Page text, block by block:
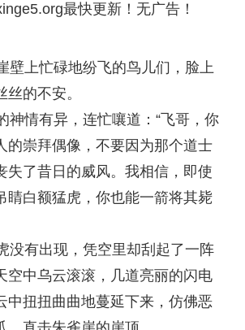
最快更新！无广告！
上忙碌地纷飞的鸟儿们，脸上
的不安。
情有异，连忙嚷道：“飞哥，你
的崇拜偶像，不要因为那个道士
失了昔日的威风。我相信，即使
睛白额猛虎，你也能一箭将其毙
有出现，凭空里却刮起了一阵
空中乌云滚滚，几道亮丽的闪电
中扭扭曲曲地蔓延下来，仿佛恶